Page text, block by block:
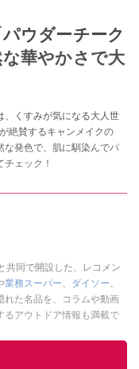
ウダーチーク
華やかさで大
、くすみが気になる大人世
絶賛するキャンメイクの
な発色で、肌に馴染んでパ
ェック！
共同で開設した、レコメン
業務スーパー、 ダイソー、
れた名品を、コラムや動画
るアウトドア情報も満載で
ているので、ぜひ